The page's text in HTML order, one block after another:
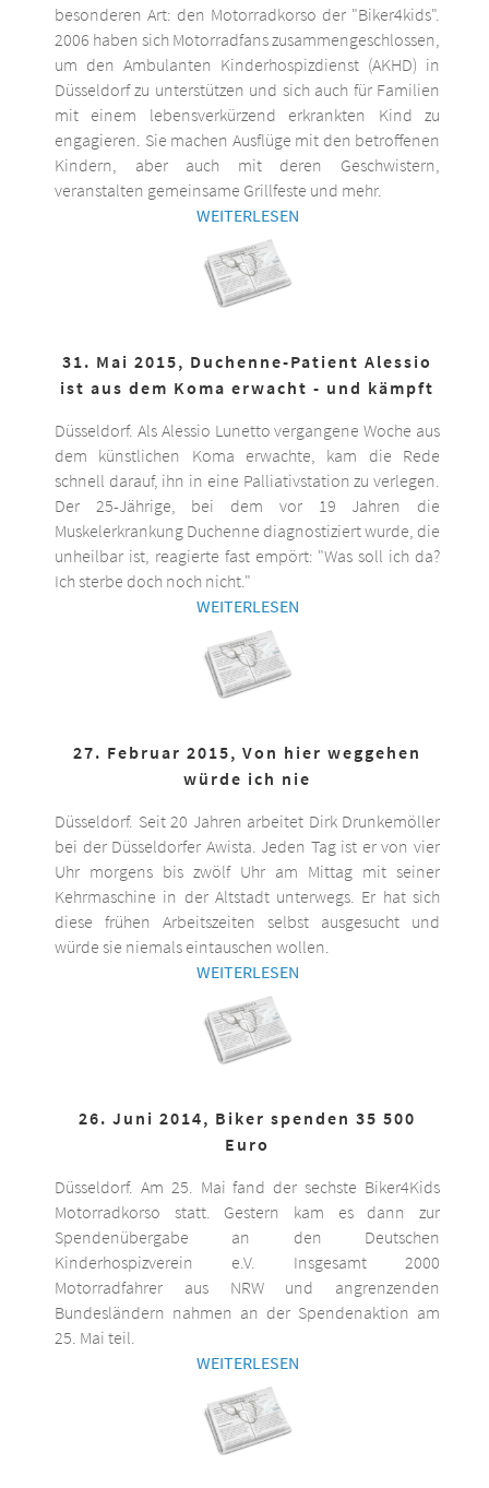
besonderen Art: den Motorradkorso der "Biker4kids".
2006 haben sich Motorradfans zusammengeschlossen,
um den Ambulanten Kinderhospizdienst (AKHD) in
Düsseldorf zu unterstützen und sich auch für Familien
mit einem lebensverkürzend erkrankten Kind zu
engagieren. Sie machen Ausflüge mit den betroffenen
Kindern, aber auch mit deren Geschwistern,
veranstalten gemeinsame Grillfeste und mehr.
WEITERLESEN
31. Mai 2015, Duchenne-Patient Alessio
ist aus dem Koma erwacht - und kämpft
Düsseldorf. Als Alessio Lunetto vergangene Woche aus
dem künstlichen Koma erwachte, kam die Rede
schnell darauf, ihn in eine Palliativstation zu verlegen.
Der 25-Jährige, bei dem vor 19 Jahren die
Muskelerkrankung Duchenne diagnostiziert wurde, die
unheilbar ist, reagierte fast empört: "Was soll ich da?
Ich sterbe doch noch nicht."
WEITERLESEN
27. Februar 2015, Von hier weggehen
würde ich nie
Düsseldorf. Seit 20 Jahren arbeitet Dirk Drunkemöller
bei der Düsseldorfer Awista. Jeden Tag ist er von vier
Uhr morgens bis zwölf Uhr am Mittag mit seiner
Kehrmaschine in der Altstadt unterwegs. Er hat sich
diese frühen Arbeitszeiten selbst ausgesucht und
würde sie niemals eintauschen wollen.
WEITERLESEN
26. Juni 2014, Biker spenden 35 500
Euro
Düsseldorf. Am 25. Mai fand der sechste Biker4Kids
Motorradkorso statt. Gestern kam es dann zur
Spendenübergabe an den Deutschen
Kinderhospizverein e.V. Insgesamt 2000
Motorradfahrer aus NRW und angrenzenden
Bundesländern nahmen an der Spendenaktion am
25. Mai teil.
WEITERLESEN